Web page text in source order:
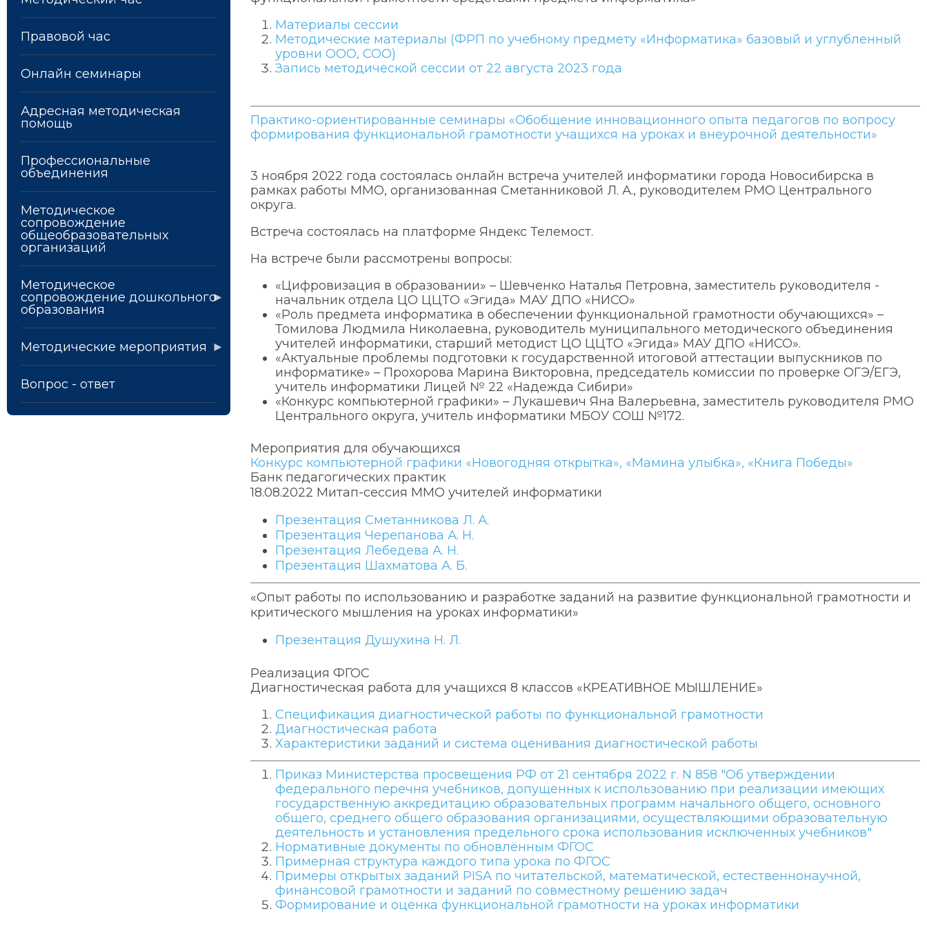
Материалы сессии
Методические материалы (ФРП по учебному предмету «Информатика» базовый и углубленный
уровни ООО, СОО)
Запись методической сессии от 22 августа 2023 года
Практико-ориентированные семинары «Обобщение инновационного опыта педагогов по вопросу
формирования функциональной грамотности учащихся на уроках и внеурочной деятельности»
3 ноября 2022 года состоялась онлайн встреча учителей информатики города Новосибирска в
рамках работы ММО, организованная Сметанниковой Л. А., руководителем РМО Центрального
округа.
Встреча состоялась на платформе Яндекс Телемост.
На встрече были рассмотрены вопросы:
«Цифровизация в образовании» – Шевченко Наталья Петровна, заместитель руководителя -
начальник отдела ЦО ЦЦТО «Эгида» МАУ ДПО «НИСО»
«Роль предмета информатика в обеспечении функциональной грамотности обучающихся» –
Томилова Людмила Николаевна, руководитель муниципального методического объединения
учителей информатики, старший методист ЦО ЦЦТО «Эгида» МАУ ДПО «НИСО».
«Актуальные проблемы подготовки к государственной итоговой аттестации выпускников по
информатике» – Прохорова Марина Викторовна, председатель комиссии по проверке ОГЭ/ЕГЭ,
учитель информатики Лицей № 22 «Надежда Сибири»
«Конкурс компьютерной графики» – Лукашевич Яна Валерьевна, заместитель руководителя РМО
Центрального округа, учитель информатики МБОУ СОШ №172.
Мероприятия для обучающихся
Конкурс компьютерной графики «Новогодняя открытка», «Мамина улыбка», «Книга Победы»
Банк педагогических практик
18.08.2022 Митап-сессия ММО учителей информатики
Презентация Сметанникова Л. А.
Презентация Черепанова А. Н.
Презентация Лебедева А. Н.
Презентация Шахматова А. Б.
«Опыт работы по использованию и разработке заданий на развитие функциональной грамотности и
критического мышления на уроках информатики»
Презентация Душухина Н. Л.
Реализация ФГОС
Диагностическая работа для учащихся 8 классов «КРЕАТИВНОЕ МЫШЛЕНИЕ»
Спецификация диагностической работы по функциональной грамотности
Диагностическая работа
Характеристики заданий и система оценивания диагностической работы
Приказ Министерства просвещения РФ от 21 сентября 2022 г. N 858 "Об утверждении
федерального перечня учебников, допущенных к использованию при реализации имеющих
государственную аккредитацию образовательных программ начального общего, основного
общего, среднего общего образования организациями, осуществляющими образовательную
деятельность и установления предельного срока использования исключенных учебников"
Нормативные документы по обновлённым ФГОС
Примерная структура каждого типа урока по ФГОС
Примеры открытых заданий PISA по читательской, математической, естественнонаучной,
финансовой грамотности и заданий по совместному решению задач
Формирование и оценка функциональной грамотности на уроках информатики
Правовой час
Онлайн семинары
Адресная методическая
помощь
Профессиональные
объединения
Методическое
сопровождение
общеобразовательных
организаций
Методическое
сопровождение дошкольного
образования
Методические мероприятия
Вопрос - ответ